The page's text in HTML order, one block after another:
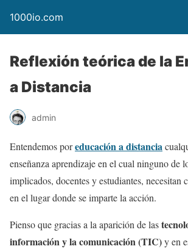
1000io.com
Reflexión teórica de la
a Distancia
admin
Entendemos poreducación a distancia
enseñanza aprendizaje en el cual ninguno de
implicados, docentes y estudiantes, necesitan
en el lugar donde se imparte la acción.
Pienso que gracias a la aparición de las
información y la comunicación (TIC)y en